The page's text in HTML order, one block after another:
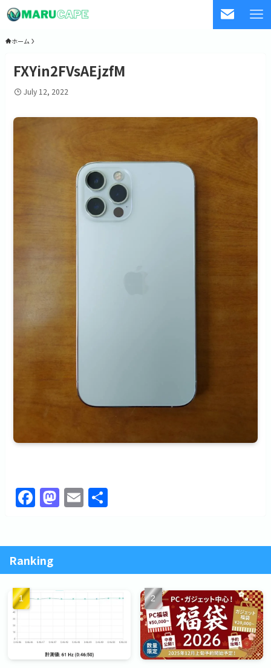
ホーム
FXYin2FVsAEjzfM
July 12, 2022
F
a
e
b
o
k
M
a
o
d
o
E
m
l
Ranking